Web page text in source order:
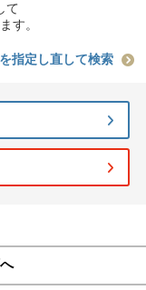
て
す。
指定し直して検索